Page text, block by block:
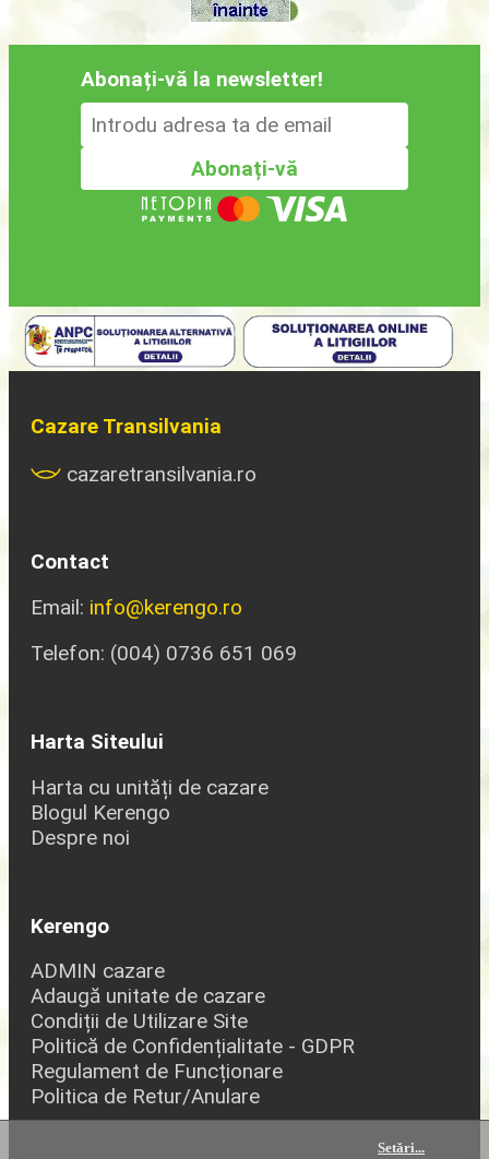
Abonați-vă la newsletter!
Cazare Transilvania
cazaretransilvania.ro
Contact
Email: info@kerengo.ro
Telefon: (004) 0736 651 069
Harta Siteului
Harta cu unități de cazare
Blogul Kerengo
Despre noi
Kerengo
ADMIN cazare
Adaugă unitate de cazare
Condiții de Utilizare Site
Politică de Confidențialitate - GDPR
Regulament de Funcționare
Politica de Retur/Anulare
Setări...